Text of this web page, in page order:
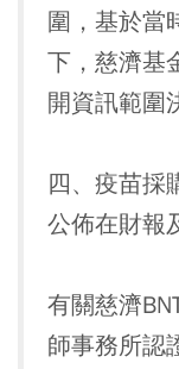
圍，基於當
下，慈濟基
開資訊範圍
四、疫苗採
公佈在財報
有關慈濟
師事務所認